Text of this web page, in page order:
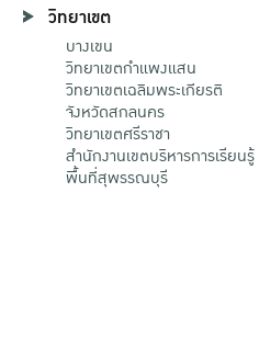
วิทยาเขต
บางเขน
วิทยาเขตกําแพงแสน
วิทยาเขตเฉลิมพระเกียรติ
จังหวัดสกลนคร
วิทยาเขตศรีราชา
สำนักงานเขตบริหารการเรียนรู้
พื้นที่สุพรรณบุรี